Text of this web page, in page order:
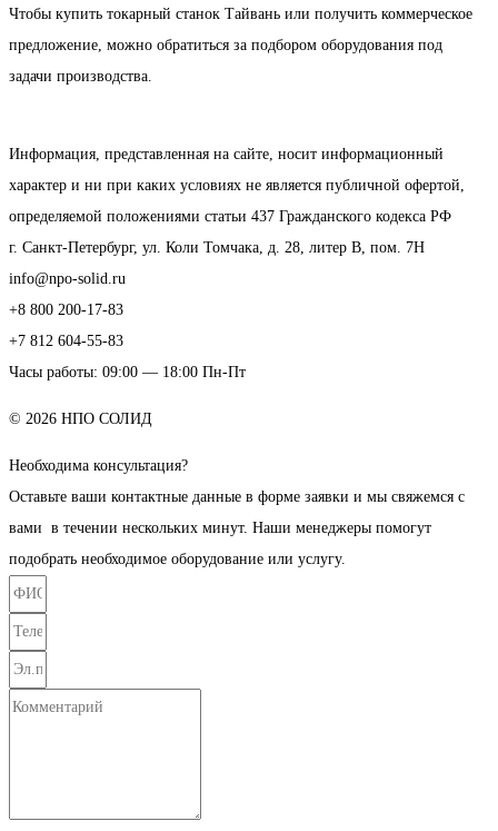
Чтобы купить токарный станок Тайвань или получить коммерческое
предложение, можно обратиться за подбором оборудования под
задачи производства.
Информация, представленная на сайте, носит информационный
характер и ни при каких условиях не является публичной офертой,
определяемой положениями статьи 437 Гражданского кодекса РФ
г. Санкт-Петербург, ул. Коли Томчака, д. 28, литер В, пом. 7Н
info@npo-solid.ru
+8 800 200-17-83
+7 812 604-55-83
Часы работы: 09:00 — 18:00 Пн-Пт
© 2026 НПО СОЛИД
Необходима консультация?
Оставьте ваши контактные данные в форме заявки и мы свяжемся с
вами в течении нескольких минут. Наши менеджеры помогут
подобрать необходимое оборудование или услугу.